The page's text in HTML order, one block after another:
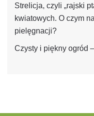
Strelicja, czyli „rajski
kwiatowych. O czym
pielęgnacji?
Czysty i piękny ogród